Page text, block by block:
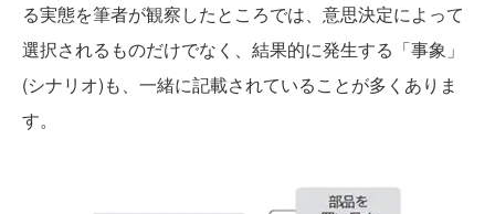
る実態を筆者が観察したところでは、意思決定によって
選択されるものだけでなく、結果的に発生する「事象」
(シナリオ)も、一緒に記載されていることが多くありま
す。